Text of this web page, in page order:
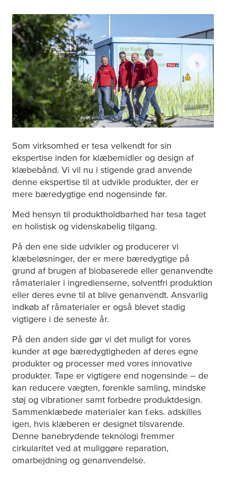
Som virksomhed er tesa velkendt for sin
ekspertise inden for klæbemidler og design af
klæbebånd. Vi vil nu i stigende grad anvende
denne ekspertise til at udvikle produkter, der er
mere bæredygtige end nogensinde før.
Med hensyn til produktholdbarhed har tesa taget
en holistisk og videnskabelig tilgang.
På den ene side udvikler og producerer vi
klæbeløsninger, der er mere bæredygtige på
grund af brugen af biobaserede eller genanvendte
råmaterialer i ingredienserne, solventfri produktion
eller deres evne til at blive genanvendt. Ansvarlig
indkøb af råmaterialer er også blevet stadig
vigtigere i de seneste år.
På den anden side gør vi det muligt for vores
kunder at øge bæredygtigheden af deres egne
produkter og processer med vores innovative
produkter. Tape er vigtigere end nogensinde – de
kan reducere vægten, forenkle samling, mindske
støj og vibrationer samt forbedre produktdesign.
Sammenklæbede materialer kan f.eks. adskilles
igen, hvis klæberen er designet tilsvarende.
Denne banebrydende teknologi fremmer
cirkularitet ved at muliggøre reparation,
omarbejdning og genanvendelse.